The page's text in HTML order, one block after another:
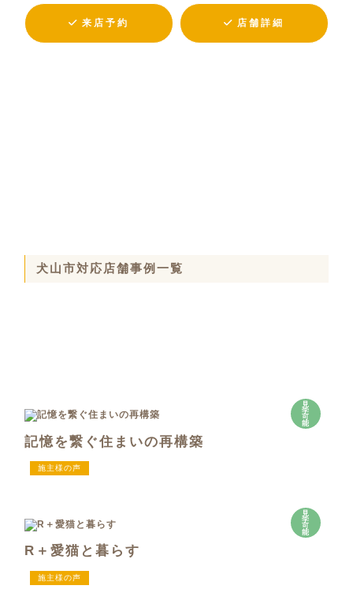
来店予約 店舗詳細
犬山市対応店舗事例一覧
見
学
可
能
記憶を繋ぐ住まいの再構築
施主様の声
見
学
可
能
R＋愛猫と暮らす
施主様の声